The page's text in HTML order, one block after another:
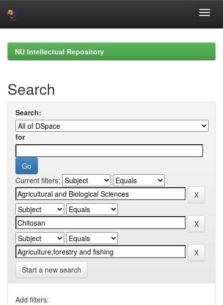
navigationNU Intellectual Repository
Search
Search:
for
Current filters:
Start a new search
Add filters: